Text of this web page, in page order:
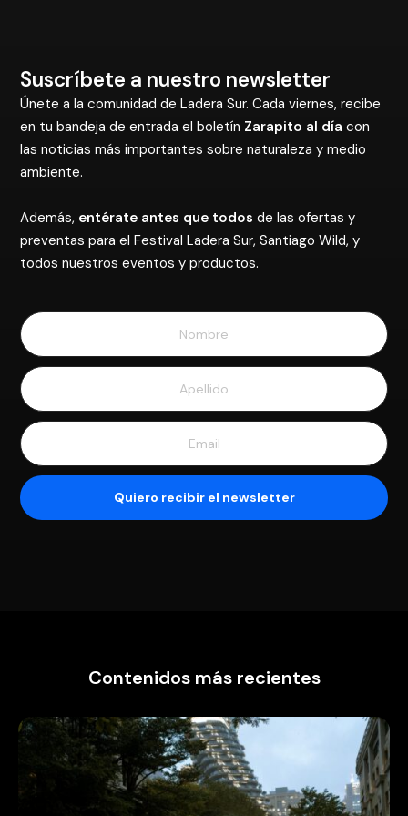
Suscríbete a nuestro newsletter
Únete a la comunidad de Ladera Sur. Cada viernes, recibe
en tu bandeja de entrada el boletín Zarapito al día con
las noticias más importantes sobre naturaleza y medio
ambiente.
Además, entérate antes que todos de las ofertas y
preventas para el Festival Ladera Sur, Santiago Wild, y
todos nuestros eventos y productos.
Contenidos más recientes